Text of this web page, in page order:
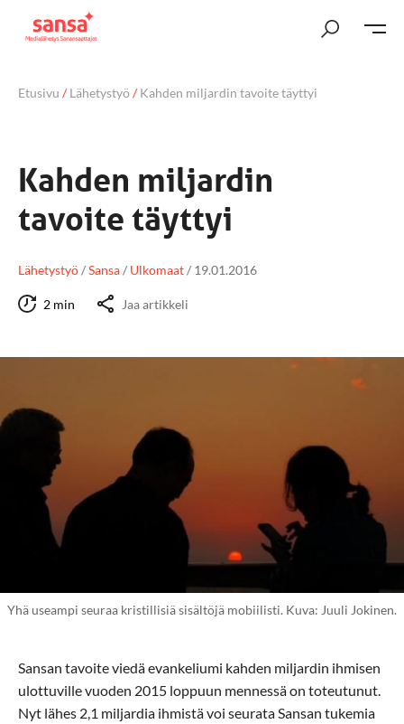
Etusivu /Lähetystyö /Kahden miljardin tavoite täyttyi
Kahden miljardin
tavoite täyttyi
Lähetystyö/Sansa/ Ulkomaat/ 19.01.2016
2 min Jaa artikkeli
Yhä useampi seuraa kristillisiä sisältöjä mobiilisti. Kuva: Juuli Jokinen.
Sansan tavoite viedä evankeliumi kahden miljardin ihmisen
ulottuville vuoden 2015 loppuun mennessä on toteutunut.
Nyt lähes 2,1 miljardia ihmistä voi seurata Sansan tukemia